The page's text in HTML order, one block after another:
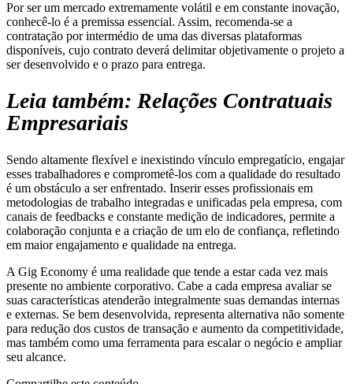
Por ser um mercado extremamente volátil e em constante inovação,
conhecê-lo é a premissa essencial. Assim, recomenda-se a
contratação por intermédio de uma das diversas plataformas
disponíveis, cujo contrato deverá delimitar objetivamente o projeto a
ser desenvolvido e o prazo para entrega.
Leia também: Relações Contratuais
Empresariais
Sendo altamente flexível e inexistindo vínculo empregatício, engajar
esses trabalhadores e comprometê-los com a qualidade do resultado
é um obstáculo a ser enfrentado. Inserir esses profissionais em
metodologias de trabalho integradas e unificadas pela empresa, com
canais de feedbacks e constante medição de indicadores, permite a
colaboração conjunta e a criação de um elo de confiança, refletindo
em maior engajamento e qualidade na entrega.
A Gig Economy é uma realidade que tende a estar cada vez mais
presente no ambiente corporativo. Cabe a cada empresa avaliar se
suas características atenderão integralmente suas demandas internas
e externas. Se bem desenvolvida, representa alternativa não somente
para redução dos custos de transação e aumento da competitividade,
mas também como uma ferramenta para escalar o negócio e ampliar
seu alcance.